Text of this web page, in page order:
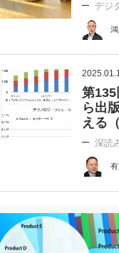
デジ
第
ら出
える
深読